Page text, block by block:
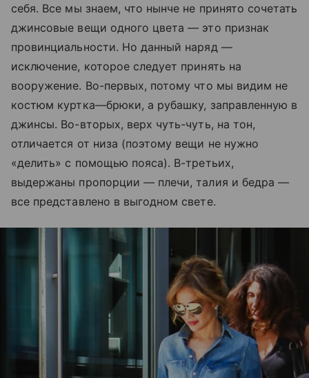
себя. Все мы знаем, что нынче не принято сочетать
джинсовые вещи одного цвета — это признак
провинциальности. Но данный наряд —
исключение, которое следует принять на
вооружение. Во-первых, потому что мы видим не
костюм куртка—брюки, а рубашку, заправленную в
джинсы. Во-вторых, верх чуть-чуть, на тон,
отличается от низа (поэтому вещи не нужно
«делить» с помощью пояса). В-третьих,
выдержаны пропорции — плечи, талия и бедра —
все представлено в выгодном свете.